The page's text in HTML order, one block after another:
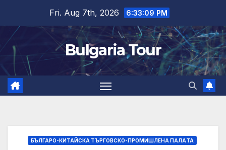
content
Fri. Aug 7th, 2026 6:33:10 PM
Bulgaria Tour
БЪЛГАРО-КИТАЙСКА ТЪРГОВСКО-ПРОМИШЛЕНА ПАЛAТА